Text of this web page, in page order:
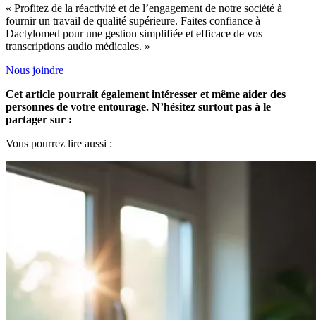
« Profitez de la réactivité et de l’engagement de notre société à
fournir un travail de qualité supérieure. Faites confiance à
Dactylomed pour une gestion simplifiée et efficace de vos
transcriptions audio médicales. »
Nous joindre
Cet article pourrait également intéresser et même aider des
personnes de votre entourage. N’hésitez surtout pas à le
partager sur :
Vous pourrez lire aussi :